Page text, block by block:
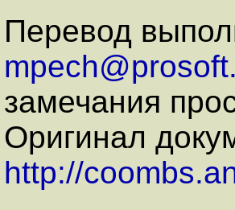
Перевод
замечания
Оригинал
http://